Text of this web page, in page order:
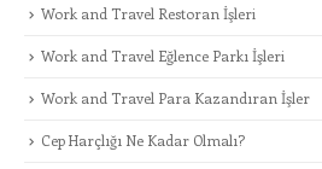
Work and Travel Restoran İşleri
Work and Travel Eğlence Parkı İşleri
Work and Travel Para Kazandıran İşler
Cep Harçlığı Ne Kadar Olmalı?